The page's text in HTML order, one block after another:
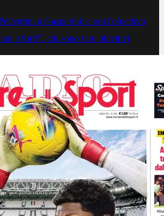
a Gasperini: e ora l'obiettivo
e forti", chi sono i tre obiettivi